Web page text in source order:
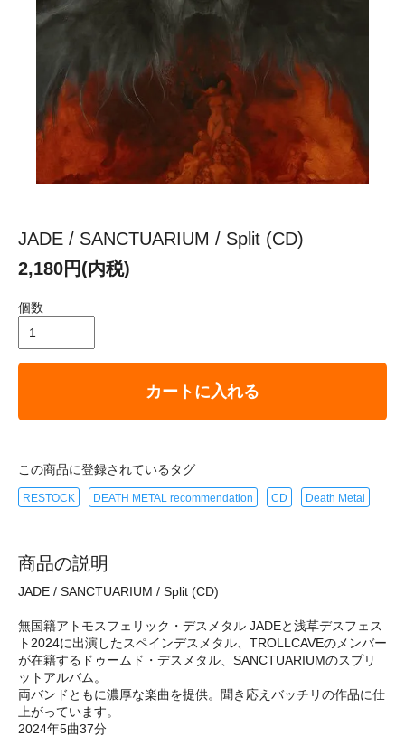
JADE / SANCTUARIUM / Split (CD)
2,180円(内税)
個数
カートに入れる
この商品に登録されているタグ
RESTOCK DEATH METAL recommendation CD Death Metal
商品の説明
JADE / SANCTUARIUM / Split (CD)
無国籍アトモスフェリック・デスメタル JADEと浅草デスフェス
ト2024に出演したスペインデスメタル、TROLLCAVEのメンバー
が在籍するドゥームド・デスメタル、SANCTUARIUMのスプリ
ットアルバム。
両バンドともに濃厚な楽曲を提供。聞き応えバッチリの作品に仕
上がっています。
2024年5曲37分